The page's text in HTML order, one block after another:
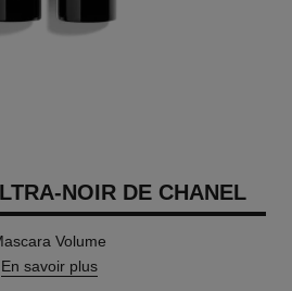
NOIR DE CHANEL
Volume
En savoir plus